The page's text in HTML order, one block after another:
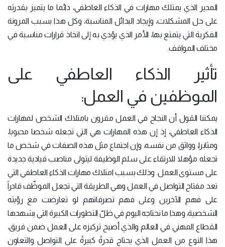
المدير الذي يمتلك مهارات في الذكاء العاطفي، دائما ما يتميز بقدرته
على حل المشكلات، وإيجاد البدائل المناسبة، وكل هذا بسبب المرونة
الفكرية التي يتمتع بها، الأمر الذي يؤدي به إلى اتخاذ قرارات مناسبة في
مختلف المواقف.
تأثير الذكاء العاطفي على
الموظفين في العمل:
يمكننا القول أن النجاح في العمل مقرون بامتلاك الشخص لمهارات
الذكاء العاطفي، إذ إن هذه المهارات هي التي تجعله شخصا محبوبا،
ومثابرا، وواثق من نفسه، وإن اجتماع مثل هذه الصفات في شخص ما
تجعله مؤهلا للارتقاء على سلم الوظيفة ليتولى مناصب قيادية جديدة
على مستوى العمل. وذلك بسبب امتلاك مهارات الذكاء العاطفي التي
تعد مفتاح التواصل في العمل وهي الطريقة التي تجعل الموظّف قادراً
على فهم الآخرين وعلى فهم تصرفاتهم لو تعارضت مع رؤيته
الشخصية، وهذا ما نحتاجه اليوم في ظلّ التطورات الكبيرة التي يشهدها
القطاع المهني في العالم والذي أصبح تركيزه على العمل ضمن فريق،
هذا النوع من العمل الذي يحتاج قدرةً كبيرةً على التواصل والتعاون